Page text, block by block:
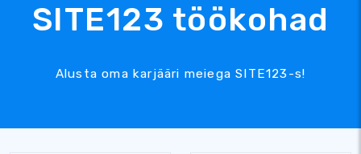
SITE123 töökohad
Alusta oma karjääri meiega SITE123-s!